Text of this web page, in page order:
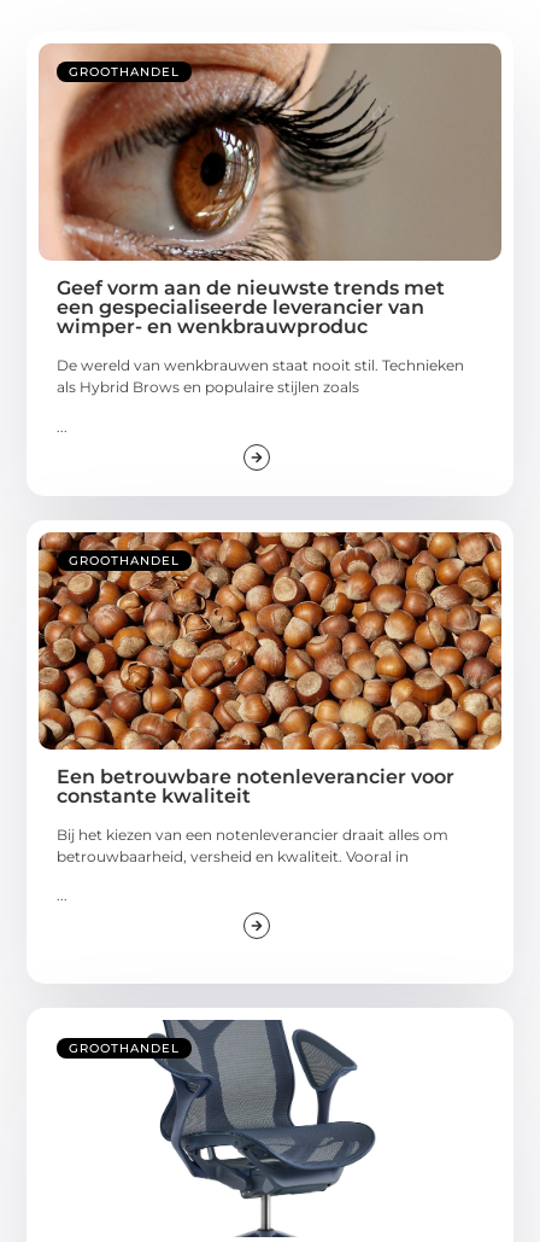
GROOTHANDEL
Geef vorm aan de nieuwste trends met
een gespecialiseerde leverancier van
wimper- en wenkbrauwproduc
De wereld van wenkbrauwen staat nooit stil. Technieken
als Hybrid Brows en populaire stijlen zoals
GROOTHANDEL
Een betrouwbare notenleverancier voor
constante kwaliteit
Bij het kiezen van een notenleverancier draait alles om
betrouwbaarheid, versheid en kwaliteit. Vooral in
GROOTHANDEL